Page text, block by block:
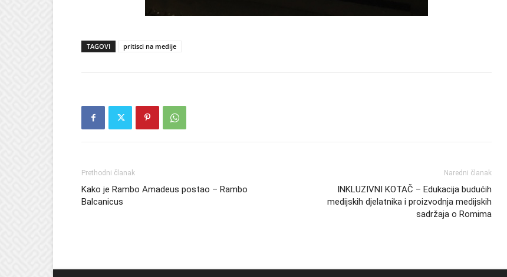
TAGOVI pritisci na medije
Prethodni članak
Kako je Rambo Amadeus postao – Rambo
Balcanicus
Naredni članak
INKLUZIVNI KOTAČ – Edukacija budućih
medijskih djelatnika i proizvodnja medijskih
sadržaja o Romima